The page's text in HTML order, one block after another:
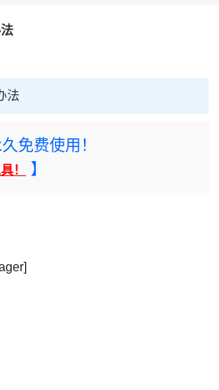
法
免费使用！
！ 】